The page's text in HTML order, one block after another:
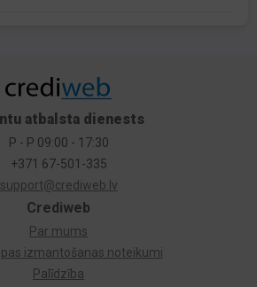
Crediweb
Par mums
izmantošanas noteikumi
Palīdzība
atbalsta dienests
P - P 09:00 - 17:30
+371 67-501-335
support@crediweb.lv